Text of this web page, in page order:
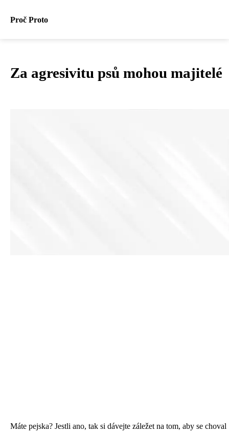
Proč Proto
Za agresivitu psů mohou majitelé
Máte pejska? Jestli ano, tak si dávejte záležet na tom, aby se choval